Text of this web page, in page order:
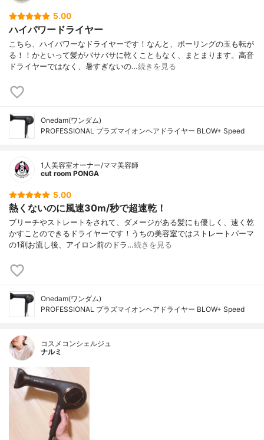
5.00
ハイパワードライヤー
こちら、ハイパワーなドライヤーです！なんと、ボーリングの玉も転が
る！！かといって髪がバサバサに乾くこともなく、まとまります。高音
ドライヤーではなく、暑すぎないの…続きを見る
Onedam(ワンダム)
PROFESSIONAL プラズマイオンヘアドライヤー BLOW+ Speed
1人美容室オーナー/ママ美容師
cut room PONGA
5.00
熱くないのに風速30m/秒で超速乾！
ブリーチやストレートをされて、ダメージがある髪にも優しく、速く乾
かすことのできるドライヤーです！うちの美容室ではストレートパーマ
の1剤お流し後、アイロン前のドラ…続きを見る
Onedam(ワンダム)
PROFESSIONAL プラズマイオンヘアドライヤー BLOW+ Speed
コスメコンシェルジュ
ナルミ